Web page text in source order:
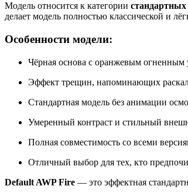
Модель относится к категории
делает модель полностью классической и
Особенности модели:
Чёрная основа с оранжевым огненным
Эффект трещин, напоминающих
Стандартная модель без анимации
Умеренный контраст и стильный
Полная совместимость со всеми
Отличный выбор для тех, кто
Default AWP Fire — это эффектная